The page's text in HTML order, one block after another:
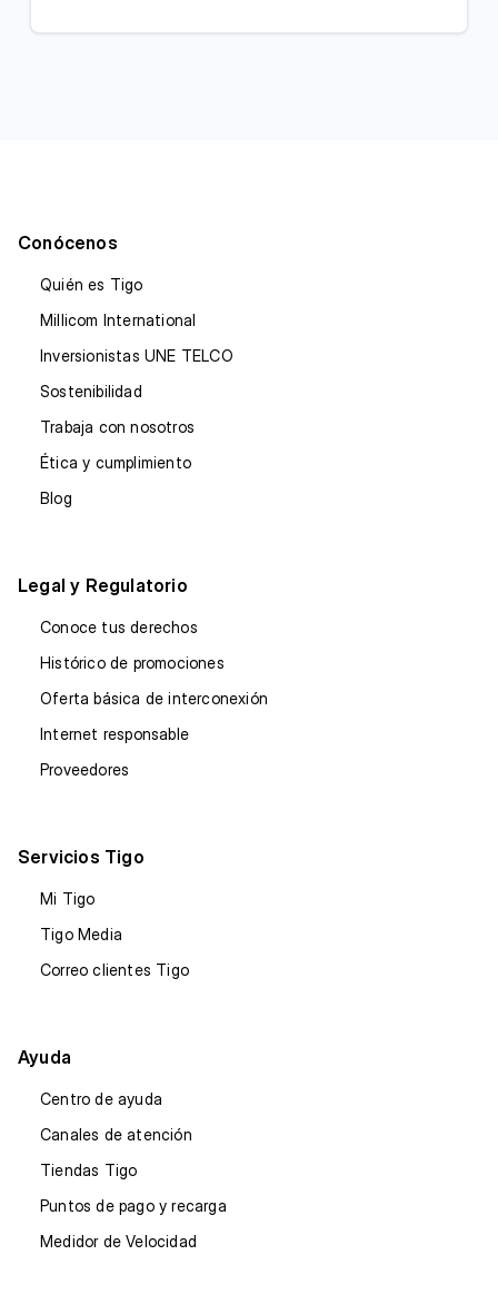
Conócenos
Quién es Tigo
Millicom International
Inversionistas UNE TELCO
Sostenibilidad
Trabaja con nosotros
Ética y cumplimiento
Blog
Legal y Regulatorio
Conoce tus derechos
Histórico de promociones
Oferta básica de interconexión
Internet responsable
Proveedores
Servicios Tigo
Mi Tigo
Tigo Media
Correo clientes Tigo
Ayuda
Centro de ayuda
Canales de atención
Tiendas Tigo
Puntos de pago y recarga
Medidor de Velocidad